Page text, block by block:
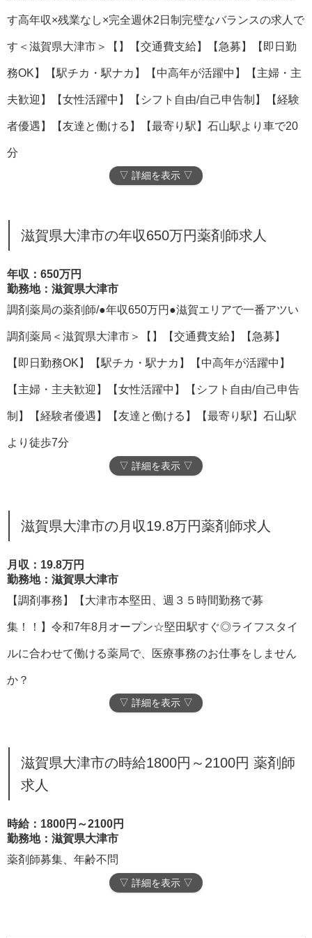
す高年収×残業なし×完全週休2日制完璧なバランスの求人で
す＜滋賀県大津市＞【】【交通費支給】【急募】【即日勤
務OK】【駅チカ・駅ナカ】【中高年が活躍中】【主婦・主
夫歓迎】【女性活躍中】【シフト自由/自己申告制】【経験
者優遇】【友達と働ける】【最寄り駅】石山駅より車で20
分
▽ 詳細を表示 ▽
滋賀県大津市の年収650万円薬剤師求人
年収：650万円
勤務地：滋賀県大津市
調剤薬局の薬剤師/●年収650万円●滋賀エリアで一番アツい
調剤薬局＜滋賀県大津市＞【】【交通費支給】【急募】
【即日勤務OK】【駅チカ・駅ナカ】【中高年が活躍中】
【主婦・主夫歓迎】【女性活躍中】【シフト自由/自己申告
制】【経験者優遇】【友達と働ける】【最寄り駅】石山駅
より徒歩7分
▽ 詳細を表示 ▽
滋賀県大津市の月収19.8万円薬剤師求人
月収：19.8万円
勤務地：滋賀県大津市
【調剤事務】【大津市本堅田、週３５時間勤務で募
集！！】令和7年8月オープン☆堅田駅すぐ◎ライフスタイ
ルに合わせて働ける薬局で、医療事務のお仕事をしません
か？
▽ 詳細を表示 ▽
滋賀県大津市の時給1800円～2100円 薬剤師
求人
時給：1800円～2100円
勤務地：滋賀県大津市
薬剤師募集、年齢不問
▽ 詳細を表示 ▽